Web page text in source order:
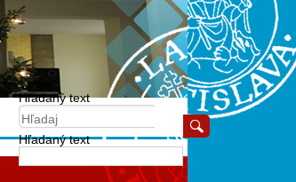
Hľadaný text
Hľadaný text